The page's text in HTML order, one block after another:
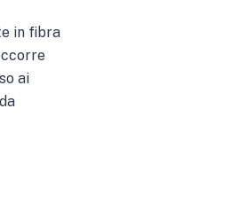
in fibra
ai